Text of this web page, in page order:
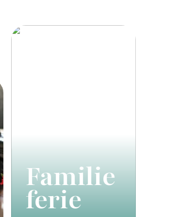
Familie
ferie